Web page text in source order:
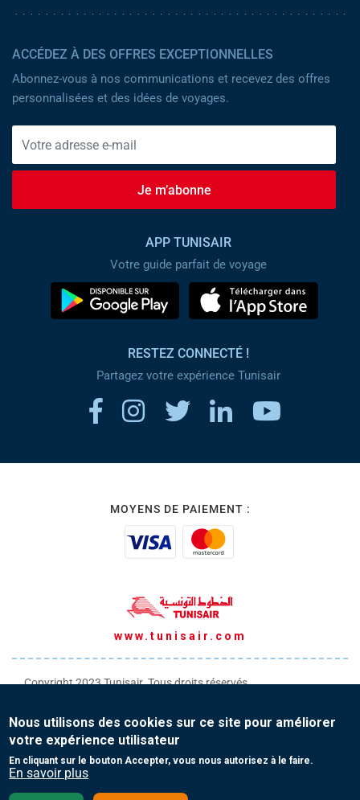
ACCÉDEZ À DES OFFRES EXCEPTIONNELLES
Abonnez-vous à nos communications et recevez des offres
personnalisées et des idées de voyages.
Je m’abonne
APP TUNISAIR
Votre guide parfait de voyage
RESTEZ CONNECTÉ !
Partagez votre expérience Tunisair
MOYENS DE PAIEMENT :
www.tunisair.com
Copyright 2023 Tunisair. Tous droits réservés
Conditions générales de Vente
Protection de vos données personnelles
Nous utilisons des cookies sur ce site pour améliorer
votre expérience utilisateur
En cliquant sur le bouton Accepter, vous nous autorisez à le faire.
En savoir plus